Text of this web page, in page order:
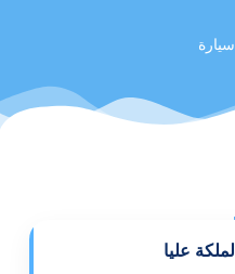
عليا